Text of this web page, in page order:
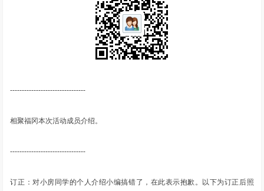
--------------------------------
相聚福冈本次活动成员介绍。
--------------------------------
订正：对小房同学的个人介绍小编搞错了，在此表示抱歉。以下为订正后照